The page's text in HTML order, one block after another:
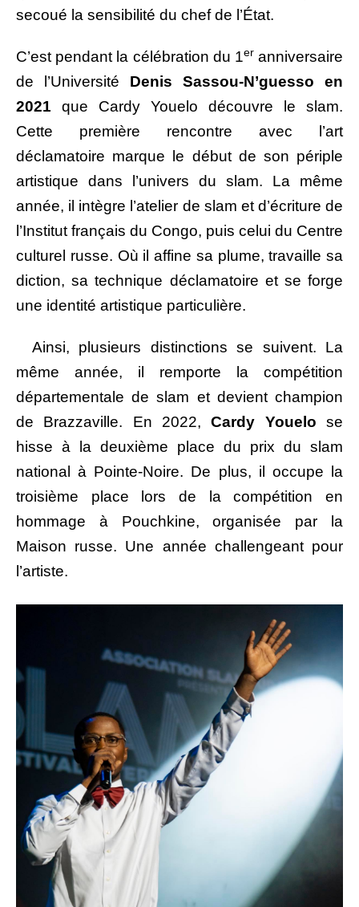
secoué la sensibilité du chef de l’État.
C’est pendant la célébration du 1eranniversaire
de l’Université Denis Sassou-N’guesso en
2021 que Cardy Youelo découvre le slam.
Cette première rencontre avec l’art
déclamatoire marque le début de son périple
artistique dans l’univers du slam. La même
année, il intègre l’atelier de slam et d’écriture de
l’Institut français du Congo, puis celui du Centre
culturel russe. Où il affine sa plume, travaille sa
diction, sa technique déclamatoire et se forge
une identité artistique particulière.
Ainsi, plusieurs distinctions se suivent. La
même année, il remporte la compétition
départementale de slam et devient champion
de Brazzaville. En 2022,Cardy Youelo se
hisse à la deuxième place du prix du slam
national à Pointe-Noire. De plus, il occupe la
troisième place lors de la compétition en
hommage à Pouchkine, organisée par la
Maison russe. Une année challengeant pour
l’artiste.